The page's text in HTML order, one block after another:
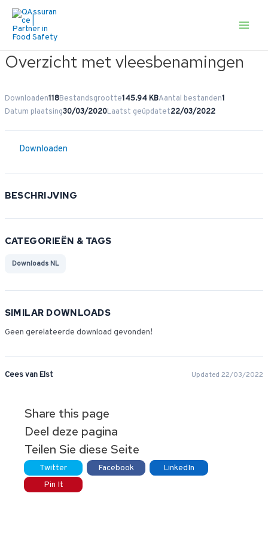
naar
Overzicht met vleesbenamingen
Downloaden118Bestandsgrootte145.94 KBAantal bestanden1
Datum plaatsing30/03/2020Laatst geüpdatet22/03/2022
Downloaden
BESCHRIJVING
CATEGORIEËN & TAGS
Downloads NL
SIMILAR DOWNLOADS
Geen gerelateerde download gevonden!
Cees van Elst Updated 22/03/2022
Share this page
Deel deze pagina
Teilen Sie diese Seite
Twitter Facebook
LinkedIn
Pin It